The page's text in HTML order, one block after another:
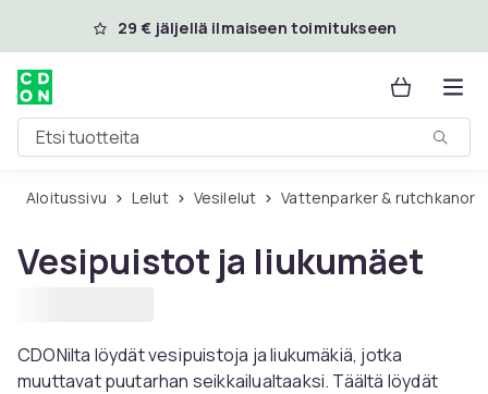
Ohita ja siirry pääsisältöön
29 € jäljellä ilmaiseen toimitukseen
Etsi tuotteita
Aloitussivu Lelut Vesilelut Vattenparker & rutchkanor
Vesipuistot ja liukumäet
CDONilta löydät vesipuistoja ja liukumäkiä, jotka
muuttavat puutarhan seikkailualtaaksi. Täältä löydät